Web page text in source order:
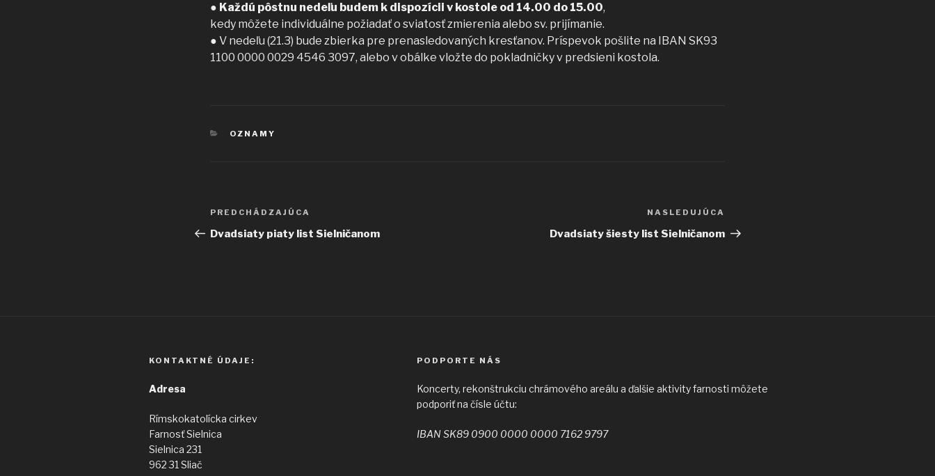
● Každú pôstnu nedeľu budem k dispozícii v kostole od 14.00 do 15.00,
kedy môžete individuálne požiadať o sviatosť zmierenia alebo sv. prijímanie.
● V nedeľu (21.3) bude zbierka pre prenasledovaných kresťanov. Príspevok pošlite na IBAN SK93
1100 0000 0029 4546 3097, alebo v obálke vložte do pokladničky v predsieni kostola.
KATEGÓRIE
OZNAMY
Navigácia
v
Predchádzajúci
článok
PREDCHÁDZAJÚCA
Dvadsiaty piaty list Sielničanom
článok
NASLEDUJÚCA
Dvadsiaty šiesty list Sielničanom
KONTAKTNÉ ÚDAJE:
Adresa
Rímskokatolícka cirkev
Farnosť Sielnica
Sielnica 231
962 31 Sliač
PODPORTE NÁS
Koncerty, rekonštrukciu chrámového areálu a ďalšie aktivity farnosti môžete
podporiť na čísle účtu:
IBAN SK89 0900 0000 0000 7162 9797